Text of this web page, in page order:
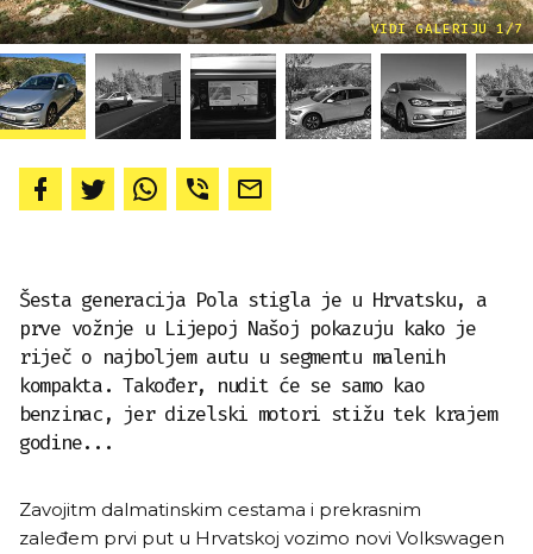
VIDI GALERIJU 1/7
Šesta generacija Pola stigla je u Hrvatsku, a
prve vožnje u Lijepoj Našoj pokazuju kako je
riječ o najboljem autu u segmentu malenih
kompakta. Također, nudit će se samo kao
benzinac, jer dizelski motori stižu tek krajem
godine...
Zavojitm dalmatinskim cestama i prekrasnim
zaleđem prvi put u Hrvatskoj vozimo novi Volkswagen